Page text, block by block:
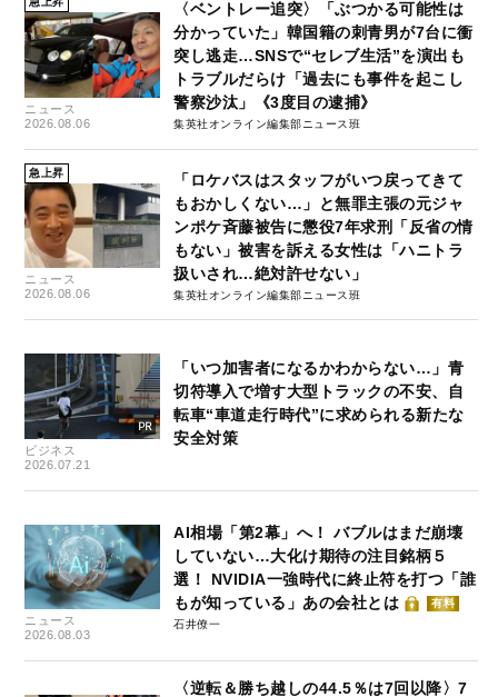
ニュース
2026.08.06
〈ベントレー追突〉「ぶつかる可能性は
分かっていた」韓国籍の刺青男が7台に衝
突し逃走…SNSで“セレブ生活”を演出も
トラブルだらけ「過去にも事件を起こし
警察沙汰」《3度目の逮捕》
集英社オンライン編集部ニュース班
急上昇
ニュース
2026.08.06
「ロケバスはスタッフがいつ戻ってきて
もおかしくない…」と無罪主張の元ジャ
ンポケ斉藤被告に懲役7年求刑「反省の情
もない」被害を訴える女性は「ハニトラ
扱いされ…絶対許せない」
集英社オンライン編集部ニュース班
ビジネス
2026.07.21
「いつ加害者になるかわからない…」青
切符導入で増す大型トラックの不安、自
転車“車道走行時代”に求められる新たな
安全対策
ニュース
2026.08.03
AI相場「第2幕」へ！ バブルはまだ崩壊
していない…大化け期待の注目銘柄５
選！ NVIDIA一強時代に終止符を打つ「誰
もが知っている」あの会社とは
有料
石井僚一
〈逆転＆勝ち越しの44.5％は7回以降〉7